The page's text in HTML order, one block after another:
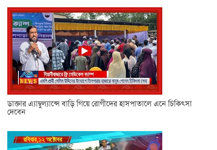
ডাক্তার এ্যাম্বুল্যান্সে বাড়ি গিয়ে রোগীদের হাসপাতালে এনে চিকিৎসা
দেবেন